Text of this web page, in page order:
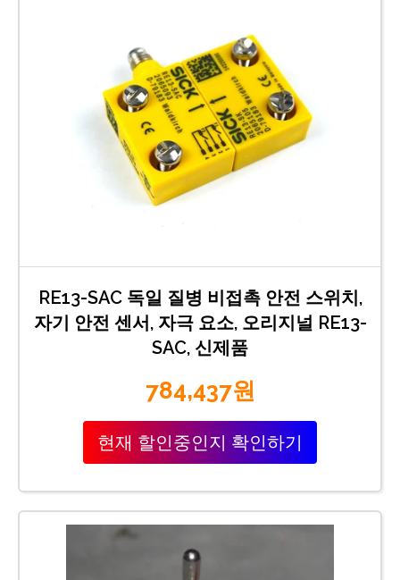
RE13-SAC 독일 질병 비접촉 안전 스위치,
자기 안전 센서, 자극 요소, 오리지널 RE13-
SAC, 신제품
784,437원
현재 할인중인지 확인하기